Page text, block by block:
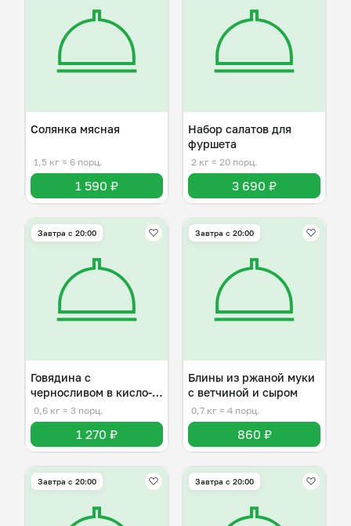
Солянка мясная
1,5 кг ≈ 6 порц.
1 590 ₽
Набор салатов для
фуршета
2 кг ≈ 20 порц.
3 690 ₽
Завтра c 20:00
Говядина с
черносливом в кисло-
сладком соусе
0,6 кг ≈ 3 порц.
1 270 ₽
Завтра c 20:00
Блины из ржаной муки
с ветчиной и сыром
0,7 кг ≈ 4 порц.
860 ₽
Завтра c 20:00 Завтра c 20:00